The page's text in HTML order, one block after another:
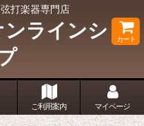
打楽器専門店
ラインシ
カート
ご利用案内 マイページ